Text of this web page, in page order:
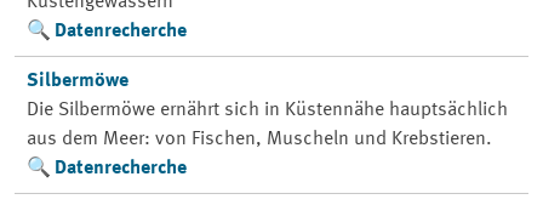
Datenrecherche
Silbermöwe
Die Silbermöwe ernährt sich in Küstennähe hauptsächlich
aus dem Meer: von Fischen, Muscheln und Krebstieren.
Datenrecherche